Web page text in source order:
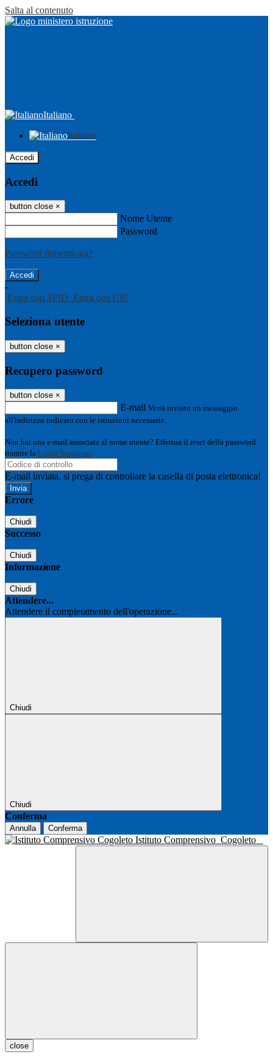
Salta al contenuto
Italiano
Italiano
Accedi
Accedi
button close ×
Nome Utente
Password
Password dimenticata?
-
Entra con SPID Entra con CIE
Seleziona utente
button close ×
Recupero password
button close ×
E-mail Verrà inviato un messaggio
all'indirizzo indicato con le istruzioni necessarie.
Non hai una e-mail associata al nome utente? Effettua il reset della password
tramite la Login Spaggiari
E-mail inviata, si prega di controllare la casella di posta elettronica!
Errore
Chiudi
Successo
Chiudi
Informazione
Chiudi
Attendere...
Attendere il completamento dell'operazione...
Chiudi
Chiudi
Conferma
Annulla Conferma
Istituto Comprensivo Cogoleto
close